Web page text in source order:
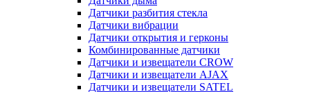
Датчики разбития стекла
Датчики вибрации
Датчики открытия и герконы
Комбинированные датчики
Датчики и извещатели CROW
Датчики и извещатели AJAX
Датчики и извещатели SATEL